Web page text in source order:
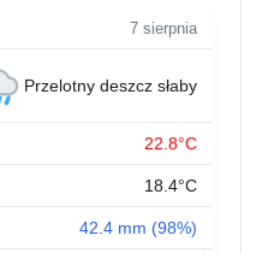
7 sierpnia
Przelotny deszcz słaby
22.8°C
18.4°C
42.4 mm (98%)